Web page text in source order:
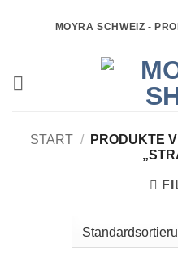
MOYRA SCHWEIZ -
START /
PRODUKTE